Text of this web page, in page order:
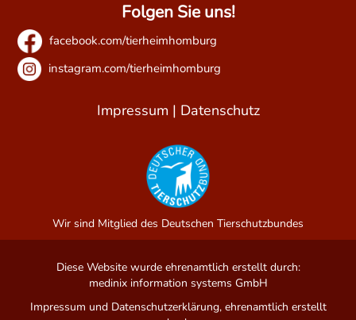
Folgen Sie uns!
facebook.com/tierheimhomburg
instagram.com/tierheimhomburg
Impressum | Datenschutz
Wir sind Mitglied des Deutschen Tierschutzbundes
Diese Website wurde ehrenamtlich erstellt durch:
medinix information systems GmbH
Impressum und Datenschutzerklärung, ehrenamtlich erstellt